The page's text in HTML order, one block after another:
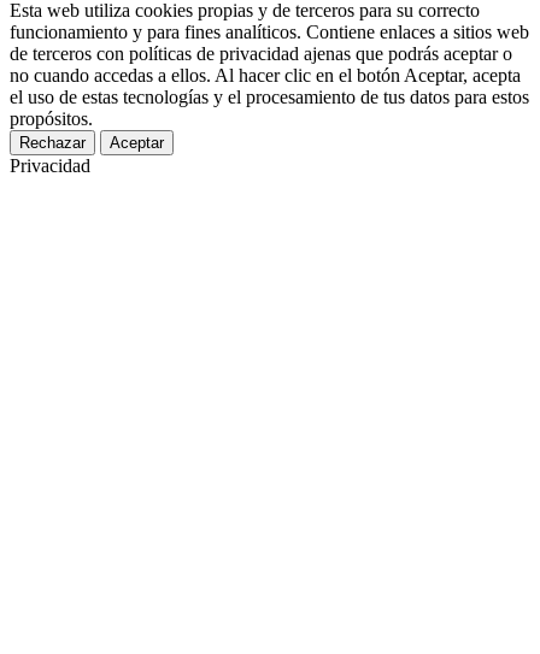
Esta web utiliza cookies propias y de terceros para su correcto
funcionamiento y para fines analíticos. Contiene enlaces a sitios web
de terceros con políticas de privacidad ajenas que podrás aceptar o
no cuando accedas a ellos. Al hacer clic en el botón Aceptar, acepta
el uso de estas tecnologías y el procesamiento de tus datos para estos
propósitos.
Rechazar Aceptar
Privacidad